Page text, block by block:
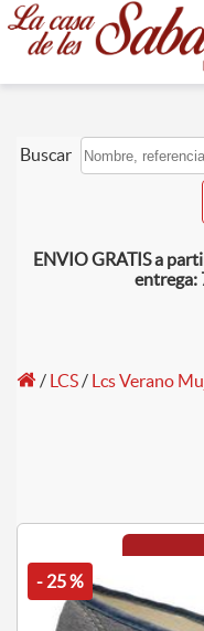
Buscar
ENVIO GRATIS a
entrega:
/ LCS/ Lcs Verano
- 25 %